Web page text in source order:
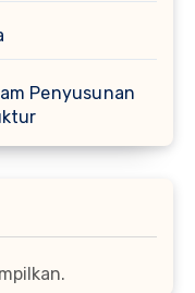
Penyusunan